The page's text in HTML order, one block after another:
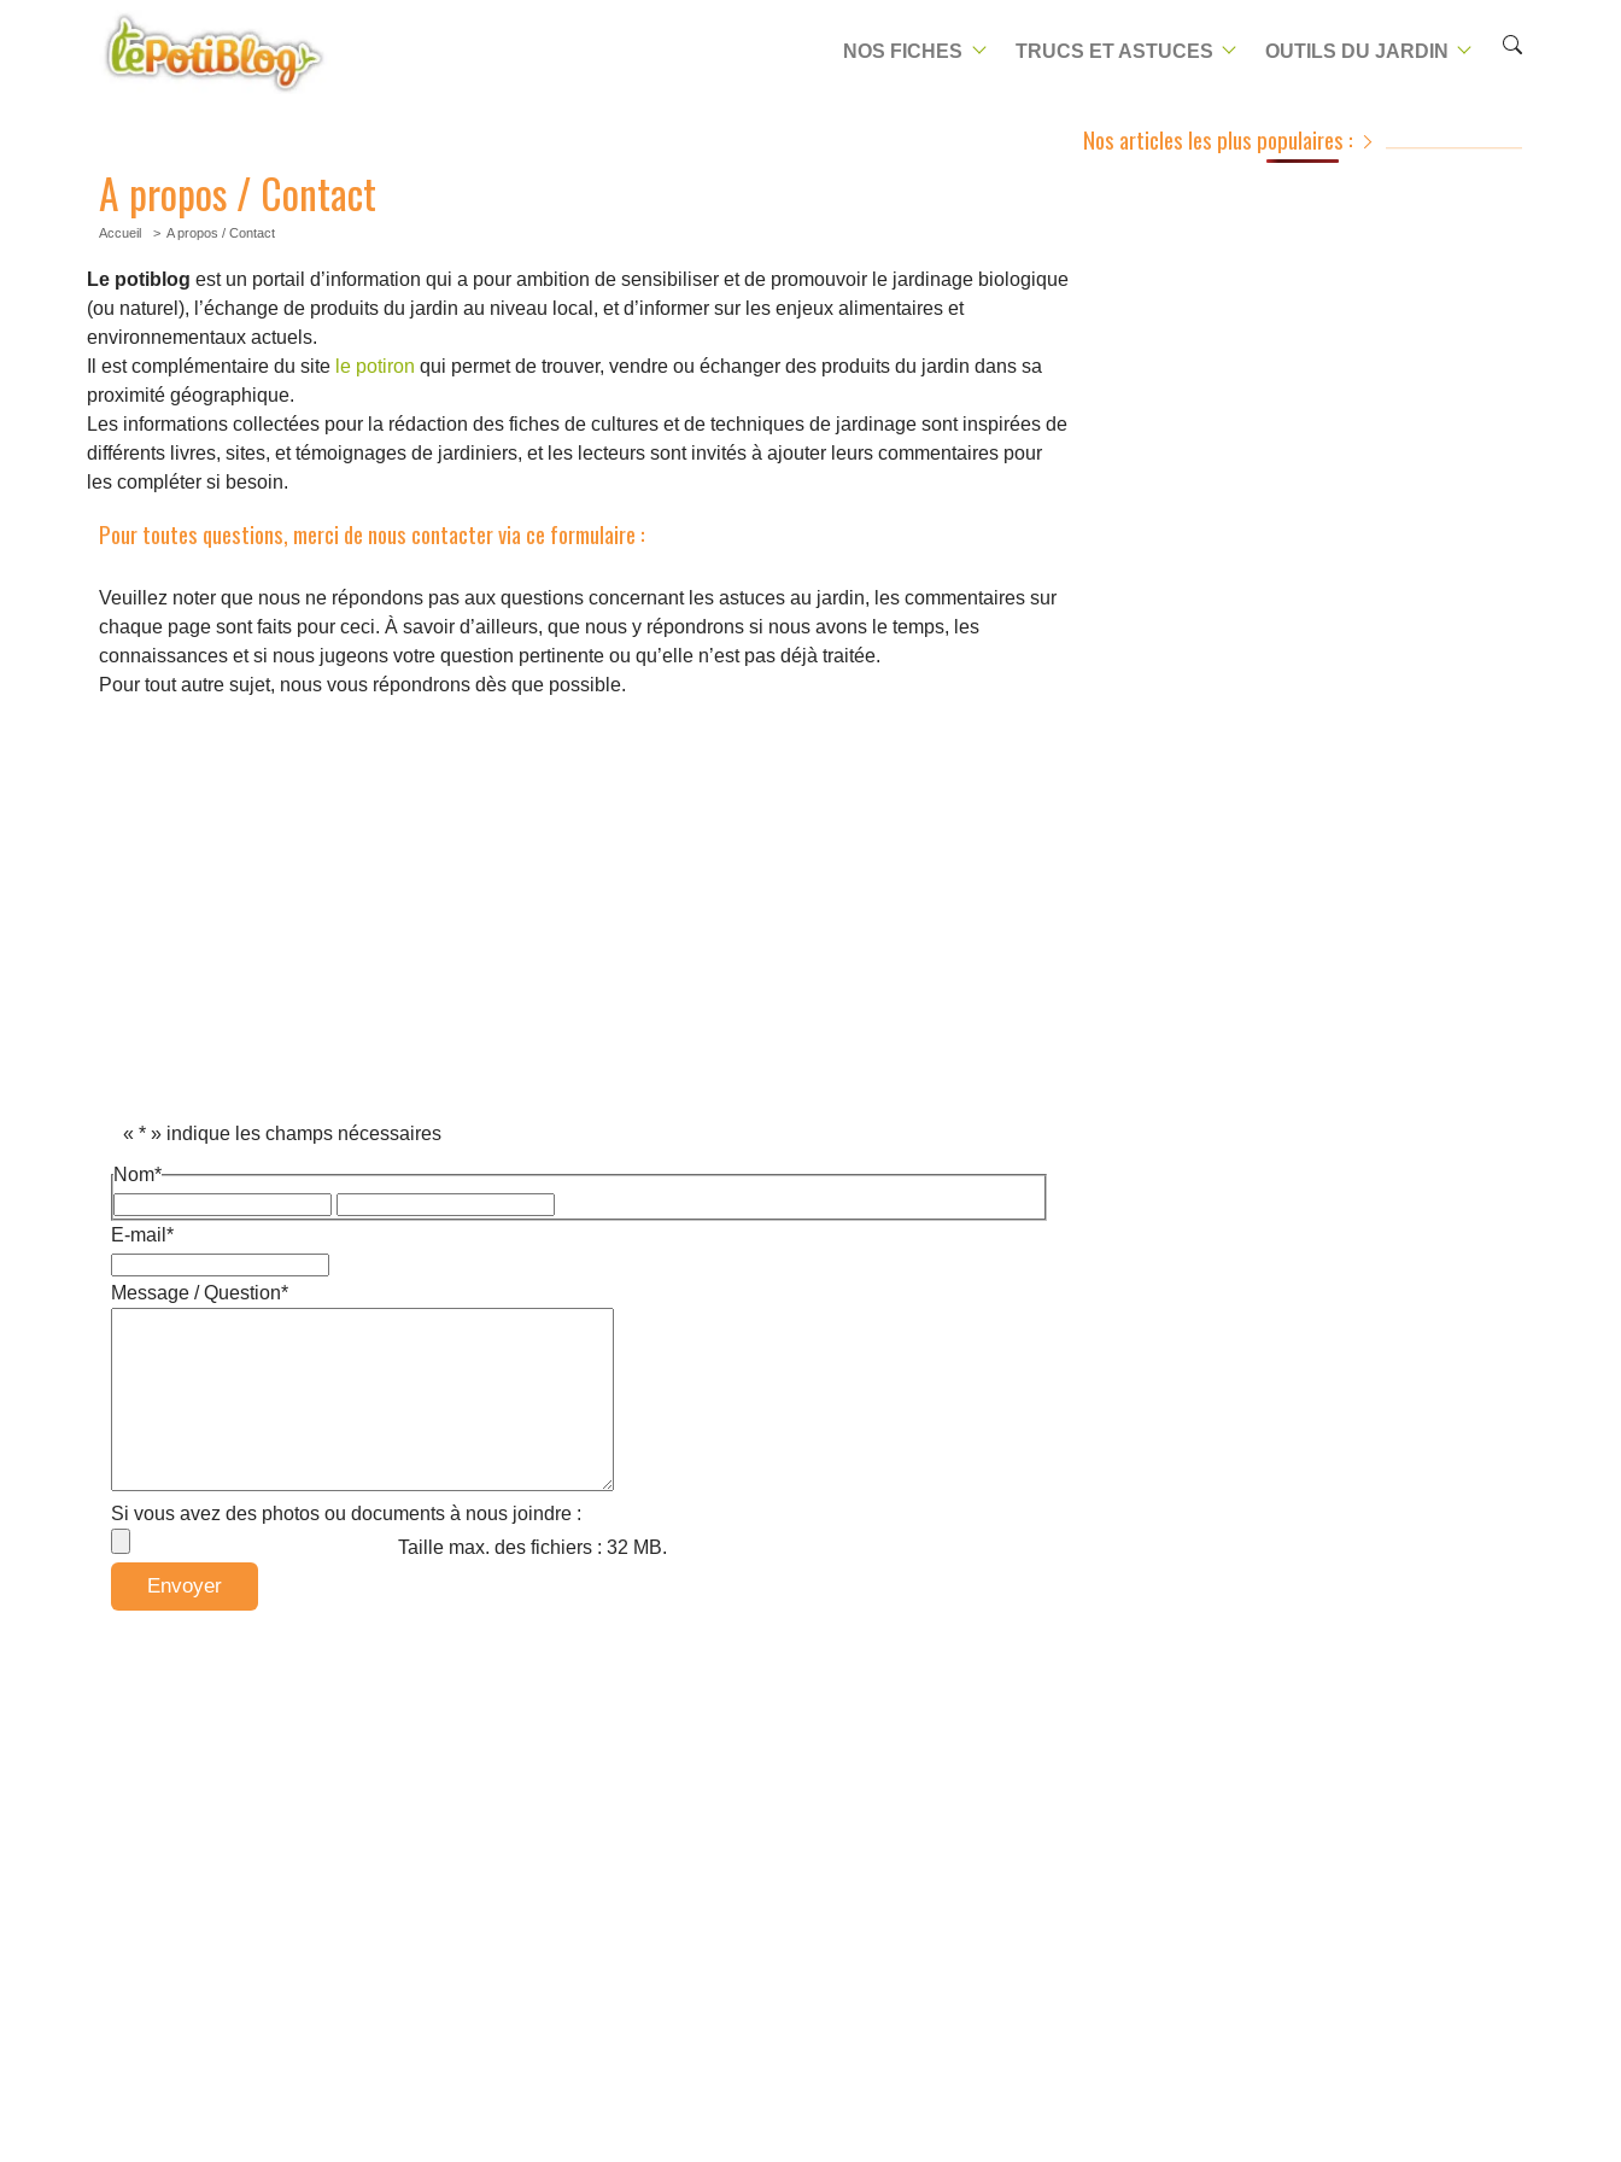
NOS FICHES TRUCS ET ASTUCES OUTILS DU JARDIN
A propos / Contact
Accueil A propos / Contact
Le potiblog est un portail d’information qui a pour ambition de sensibiliser et de promouvoir le jardinage biologique
(ou naturel), l’échange de produits du jardin au niveau local, et d’informer sur les enjeux alimentaires et
environnementaux actuels.
Il est complémentaire du site le potiron qui permet de trouver, vendre ou échanger des produits du jardin dans sa
proximité géographique.
Les informations collectées pour la rédaction des fiches de cultures et de techniques de jardinage sont inspirées de
différents livres, sites, et témoignages de jardiniers, et les lecteurs sont invités à ajouter leurs commentaires pour
les compléter si besoin.
Pour toutes questions, merci de nous contacter via ce formulaire :
Veuillez noter que nous ne répondons pas aux questions concernant les astuces au jardin, les commentaires sur
chaque page sont faits pour ceci. À savoir d’ailleurs, que nous y répondrons si nous avons le temps, les
connaissances et si nous jugeons votre question pertinente ou qu’elle n’est pas déjà traitée.
Pour tout autre sujet, nous vous répondrons dès que possible.
« * » indique les champs nécessaires
Nom*
E-mail *
Message / Question*
Si vous avez des photos ou documents à nous joindre :
Taille max. des fichiers : 32 MB.
Nos articles les plus populaires :